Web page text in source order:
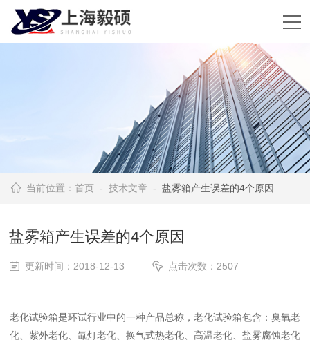
当前位置：首页 -技术文章 - 盐雾箱产生误差的4个原因
盐雾箱产生误差的4个原因
更新时间：2018-12-13 点击次数：2507
老化试验箱是环试行业中的一种产品总称，老化试验箱包含：臭氧老
化、紫外老化、氙灯老化、换气式热老化、高温老化、盐雾腐蚀老化